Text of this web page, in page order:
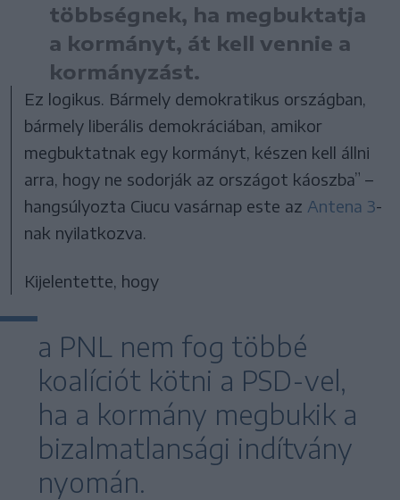
többségnek, ha megbuktatja
a kormányt, át kell vennie a
kormányzást.
Ez logikus. Bármely demokratikus országban,
bármely liberális demokráciában, amikor
megbuktatnak egy kormányt, készen kell állni
arra, hogy ne sodorják az országot káoszba” –
hangsúlyozta Ciucu vasárnap este az Antena 3-
nak nyilatkozva.
Kijelentette, hogy
a PNL nem fog többé
koalíciót kötni a PSD-vel,
ha a kormány megbukik a
bizalmatlansági indítvány
nyomán.